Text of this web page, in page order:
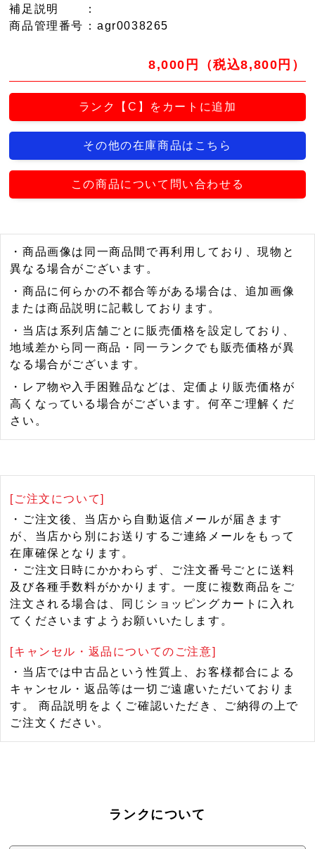
補足説明
：
商品管理番号 ：agr0038265
8,000円（税込8,800円）
ランク【C】をカートに追加
その他の在庫商品はこちら
この商品について問い合わせる
・商品画像は同一商品間で再利用しており、現物と
異なる場合がございます。
・商品に何らかの不都合等がある場合は、追加画像
または商品説明に記載しております。
・当店は系列店舗ごとに販売価格を設定しており、
地域差から同一商品・同一ランクでも販売価格が異
なる場合がございます。
・レア物や入手困難品などは、定価より販売価格が
高くなっている場合がございます。何卒ご理解くだ
さい。
[ご注文について]
・ご注文後、当店から自動返信メールが届きます
が、当店から別にお送りするご連絡メールをもって
在庫確保となります。
・ご注文日時にかかわらず、ご注文番号ごとに送料
及び各種手数料がかかります。一度に複数商品をご
注文される場合は、同じショッピングカートに入れ
てくださいますようお願いいたします。
[キャンセル・返品についてのご注意]
・当店では中古品という性質上、お客様都合による
キャンセル・返品等は一切ご遠慮いただいておりま
す。 商品説明をよくご確認いただき、ご納得の上で
ご注文ください。
ランクについて